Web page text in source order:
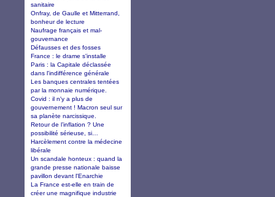
sanitaire
Onfray, de Gaulle et Mitterrand,
bonheur de lecture
Naufrage français et mal-
gouvernance
Défausses et des fosses
France : le drame s'installe
Paris : la Capitale déclassée
dans l'indifférence générale
Les banques centrales tentées
par la monnaie numérique.
Covid : il n'y a plus de
gouvernement ! Macron seul sur
sa planète narcissique.
Retour de l’inflation ? Une
possibilité sérieuse, si…
Harcèlement contre la médecine
libérale
Un scandale honteux : quand la
grande presse nationale baisse
pavillon devant l'Enarchie
La France est-elle en train de
créer une magnifique industrie